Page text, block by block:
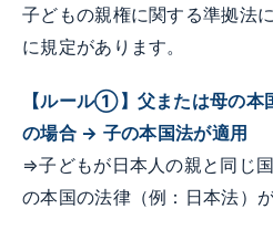
子どもの親権に関する準拠法
に規定があります。
【ルール①】父または母の本
の場合 → 子の本国法が適用
⇒子どもが日本人の親と同じ
の本国の法律（例：日本法）